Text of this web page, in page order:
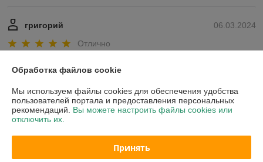
06.03.2024
григорий
Отлично
Показать все отзывы
О нас
Обработка файлов cookie
Мы используем файлы cookies для обеспечения удобства
пользователей портала и предоставления персональных
рекомендаций. Вы можете настроить файлы cookies или
отключить их.
Принять